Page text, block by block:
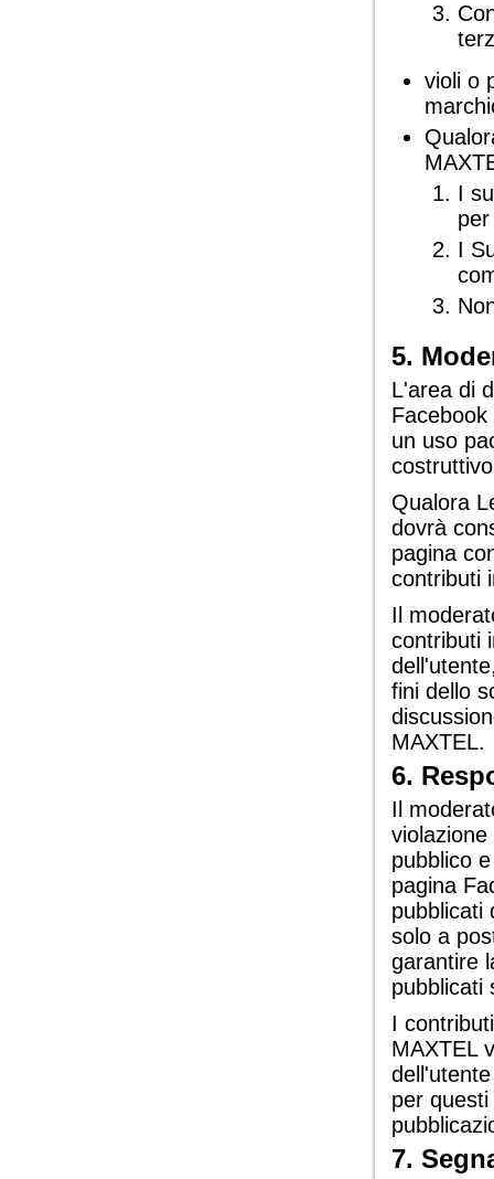
violi o
I
I
5.
L'area di
un uso
Qualora
dovrà
pagina
contributi
Il
contributi
fini dello
MAXTEL.
6.
Il
pubblico
pagina
pubblicati
solo a
garantire
pubblicati
I
MAXTEL
per
7.